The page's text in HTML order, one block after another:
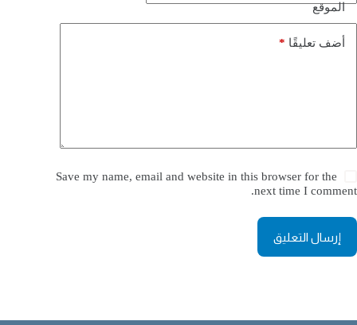
الموقع
أضف تعليقًا *
Save my name, email and website in this browser for the
next time I comment.
إرسال التعليق